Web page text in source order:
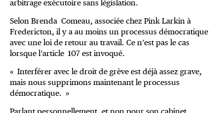
arbitrage exécutoire sans législation.
Selon Brenda Comeau, associée chez Pink Larkin à
Fredericton, il y a au moins un processus démocratique
avec une loi de retour au travail. Ce n’est pas le cas
lorsque l’article 107 est invoqué.
« Interférer avec le droit de grève est déjà assez grave,
mais nous supprimons maintenant le processus
démocratique. »